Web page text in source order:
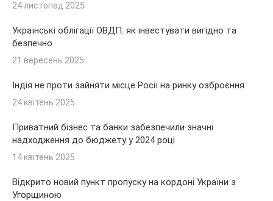
24 листопад 2025
Українські облігації ОВДП: як інвестувати вигідно та
безпечно
21 вересень 2025
Індія не проти зайняти місце Росії на ринку озброєння
24 квітень 2025
Приватний бізнес та банки забезпечили значні
надходження до бюджету у 2024 році
14 квітень 2025
Відкрито новий пункт пропуску на кордоні України з
Угорщиною